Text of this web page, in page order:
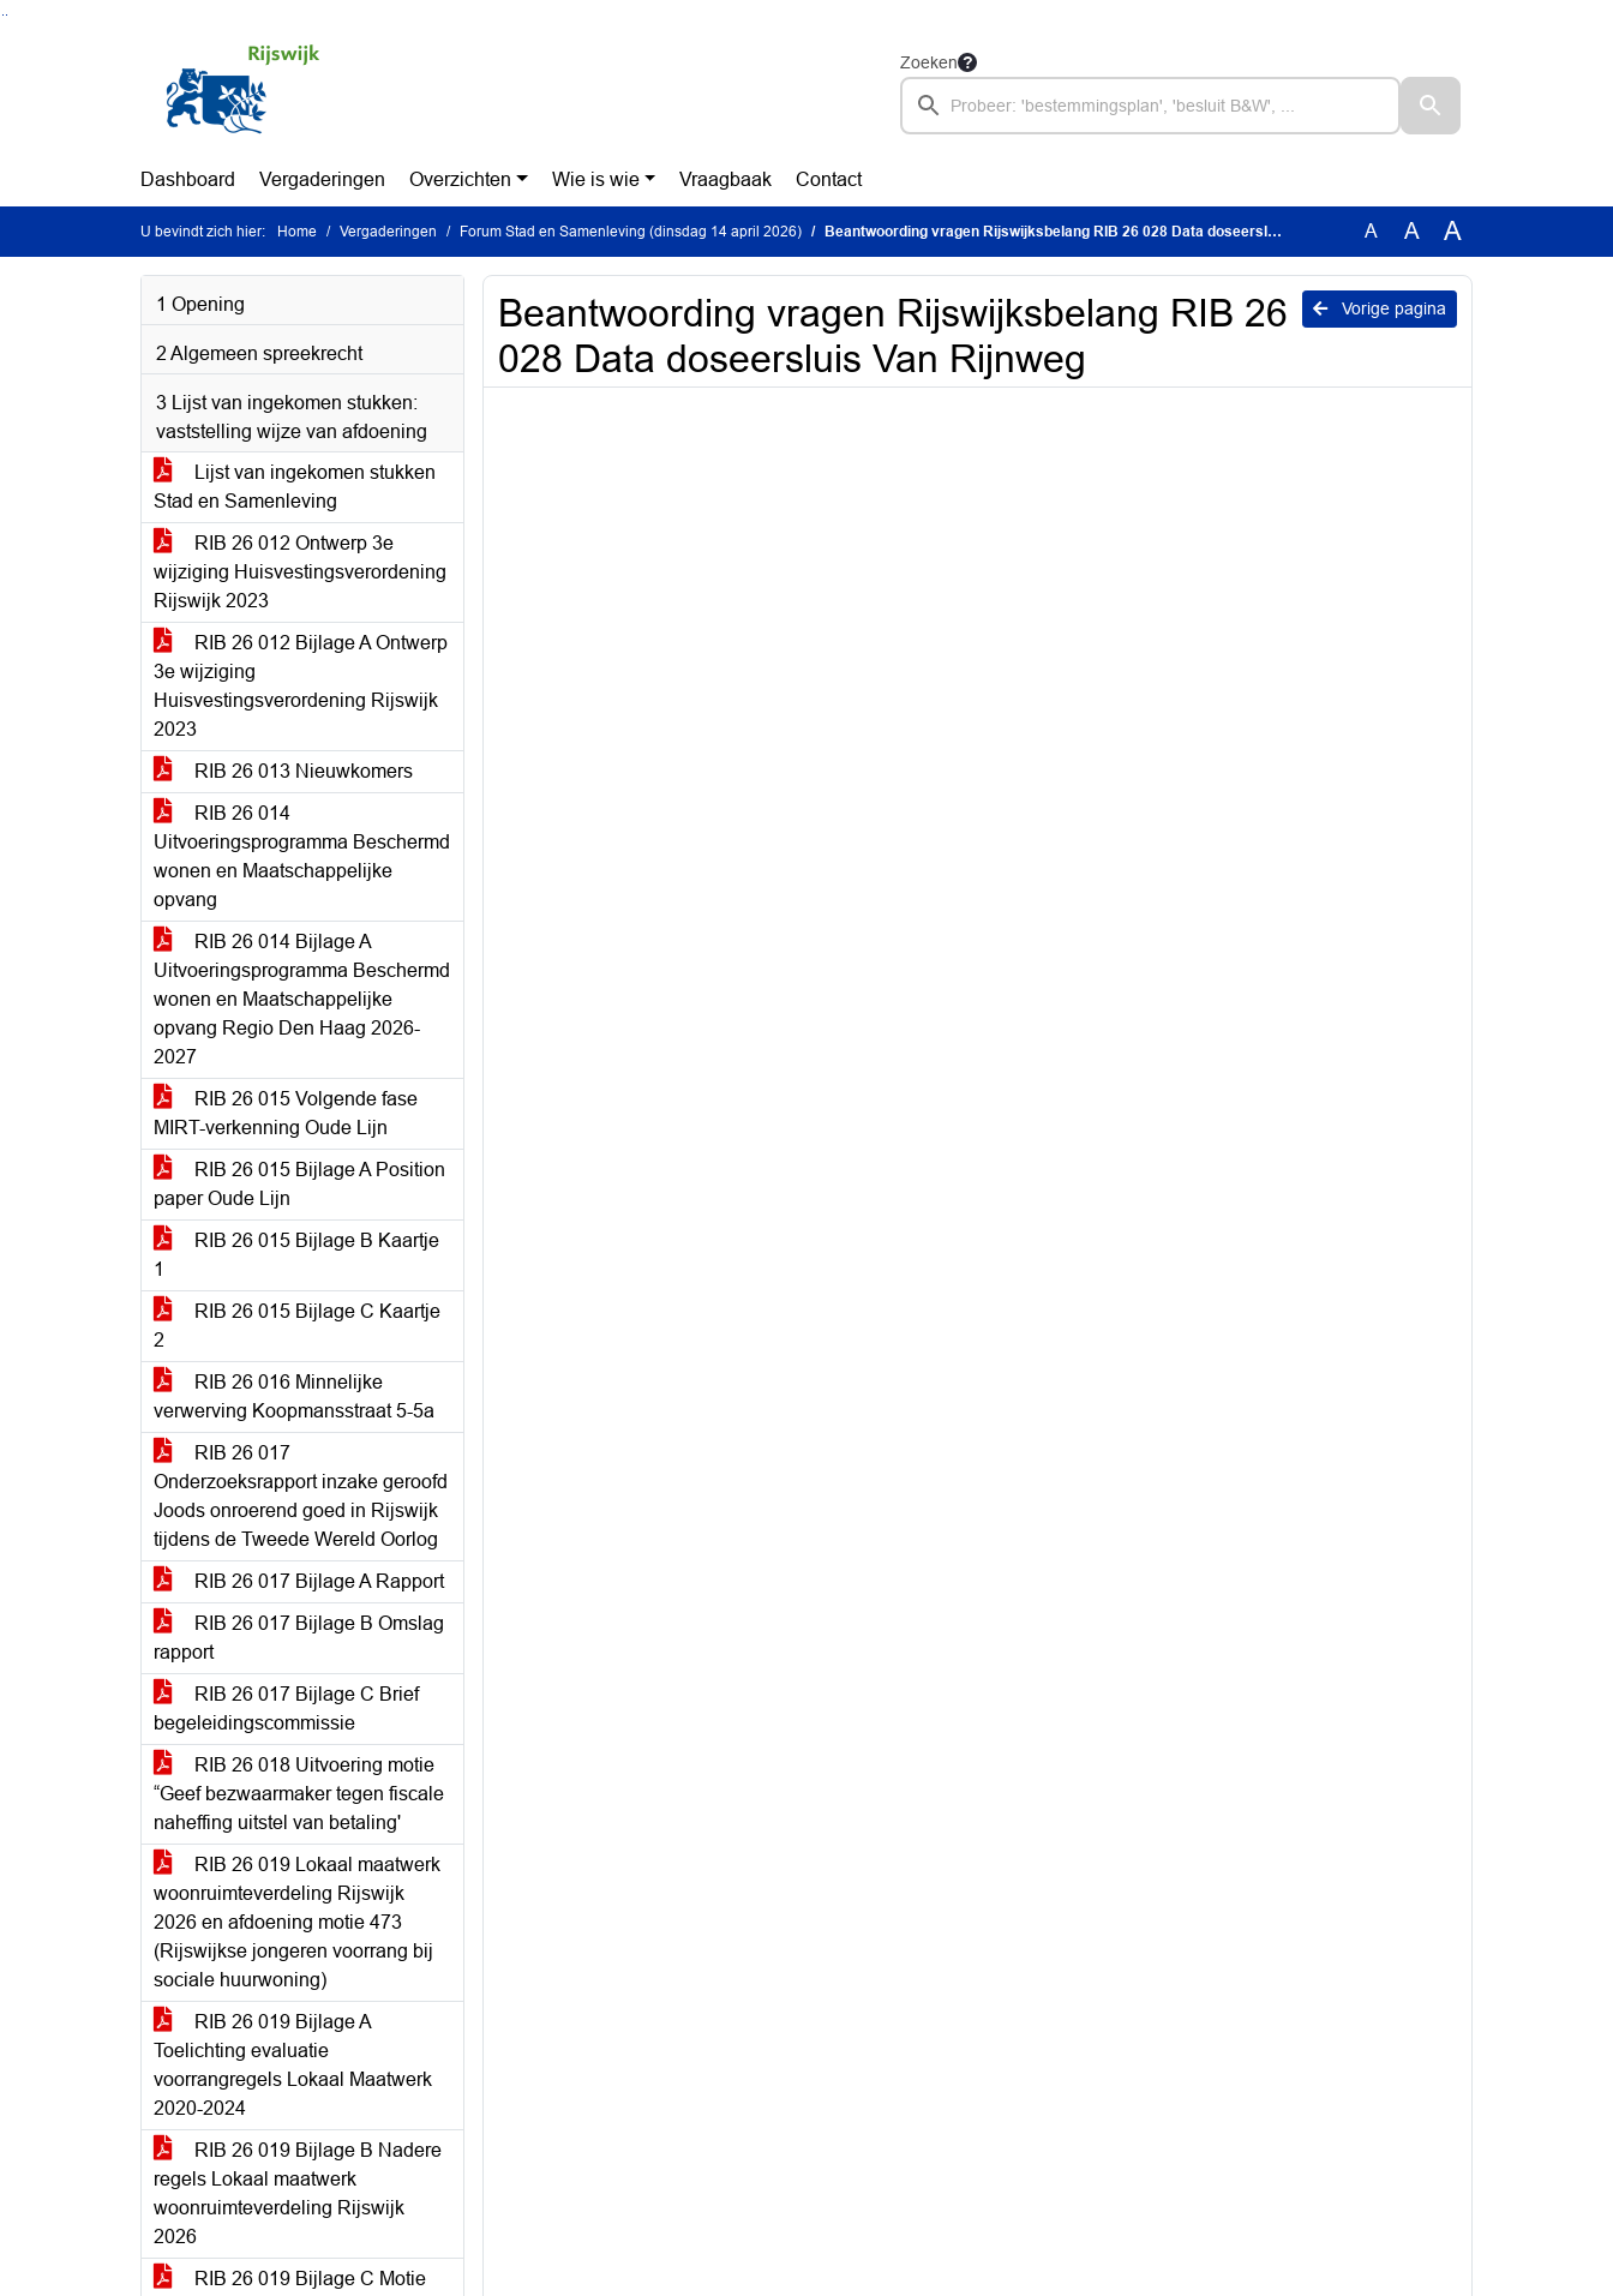
Zoeken
Dashboard Vergaderingen Overzichten Wie is wie Vraagbaak Contact
U bevindt zich hier: Home Vergaderingen Forum Stad en Samenleving (dinsdag 14 april 2026) Beantwoording vragen Rijswijksbelang RIB 26 028 Data doseersluis Van Rijnweg A A A
1 Opening
2 Algemeen spreekrecht
3 Lijst van ingekomen stukken:
vaststelling wijze van afdoening
Lijst van ingekomen stukken
Stad en Samenleving
RIB 26 012 Ontwerp 3e
wijziging Huisvestingsverordening
Rijswijk 2023
RIB 26 012 Bijlage A Ontwerp
3e wijziging
Huisvestingsverordening Rijswijk
2023
RIB 26 013 Nieuwkomers
RIB 26 014
Uitvoeringsprogramma Beschermd
wonen en Maatschappelijke
opvang
RIB 26 014 Bijlage A
Uitvoeringsprogramma Beschermd
wonen en Maatschappelijke
opvang Regio Den Haag 2026-
2027
RIB 26 015 Volgende fase
MIRT-verkenning Oude Lijn
RIB 26 015 Bijlage A Position
paper Oude Lijn
RIB 26 015 Bijlage B Kaartje
1
RIB 26 015 Bijlage C Kaartje
2
RIB 26 016 Minnelijke
verwerving Koopmansstraat 5-5a
RIB 26 017
Onderzoeksrapport inzake geroofd
Joods onroerend goed in Rijswijk
tijdens de Tweede Wereld Oorlog
RIB 26 017 Bijlage A Rapport
RIB 26 017 Bijlage B Omslag
rapport
RIB 26 017 Bijlage C Brief
begeleidingscommissie
RIB 26 018 Uitvoering motie
“Geef bezwaarmaker tegen fiscale
naheffing uitstel van betaling'
RIB 26 019 Lokaal maatwerk
woonruimteverdeling Rijswijk
2026 en afdoening motie 473
(Rijswijkse jongeren voorrang bij
sociale huurwoning)
RIB 26 019 Bijlage A
Toelichting evaluatie
voorrangregels Lokaal Maatwerk
2020-2024
RIB 26 019 Bijlage B Nadere
regels Lokaal maatwerk
woonruimteverdeling Rijswijk
2026
RIB 26 019 Bijlage C Motie
Vorige pagina
Beantwoording vragen Rijswijksbelang RIB 26
028 Data doseersluis Van Rijnweg